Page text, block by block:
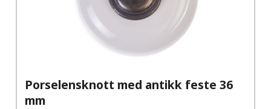
Porselensknott med antikk feste 36
mm